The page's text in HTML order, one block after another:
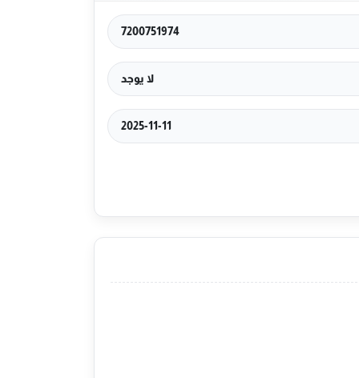
7200751974
لا يوجد
2025-11-11